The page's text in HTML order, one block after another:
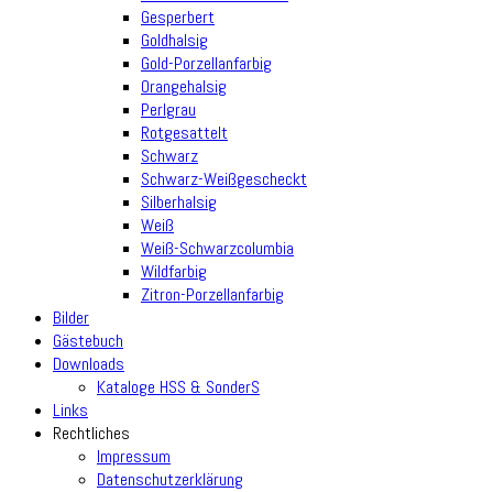
Gesperbert
Goldhalsig
Gold-Porzellanfarbig
Orangehalsig
Perlgrau
Rotgesattelt
Schwarz
Schwarz-Weißgescheckt
Silberhalsig
Weiß
Weiß-Schwarzcolumbia
Wildfarbig
Zitron-Porzellanfarbig
Bilder
Gästebuch
Downloads
Kataloge HSS & SonderS
Links
Rechtliches
Impressum
Datenschutzerklärung